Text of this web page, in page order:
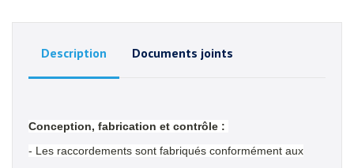
Description Documents joints
Conception, fabrication et contrôle :
- Les raccordements sont fabriqués conformément aux